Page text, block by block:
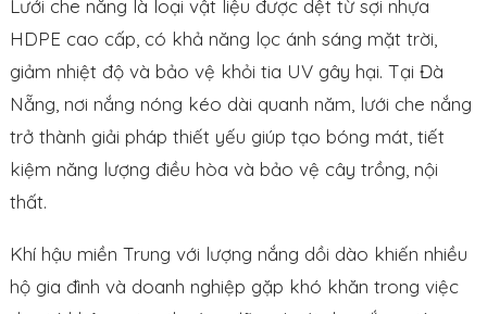
Lưới che nắng là loại vật liệu được dệt từ sợi nhựa
HDPE cao cấp, có khả năng lọc ánh sáng mặt trời,
giảm nhiệt độ và bảo vệ khỏi tia UV gây hại. Tại Đà
Nẵng, nơi nắng nóng kéo dài quanh năm, lưới che nắng
trở thành giải pháp thiết yếu giúp tạo bóng mát, tiết
kiệm năng lượng điều hòa và bảo vệ cây trồng, nội
thất.
Khí hậu miền Trung với lượng nắng dồi dào khiến nhiều
hộ gia đình và doanh nghiệp gặp khó khăn trong việc